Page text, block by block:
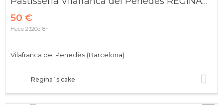
50 €
Regina´s cake
Vilafranca del Penedès (Barcelona)
Hace 2320d 8h